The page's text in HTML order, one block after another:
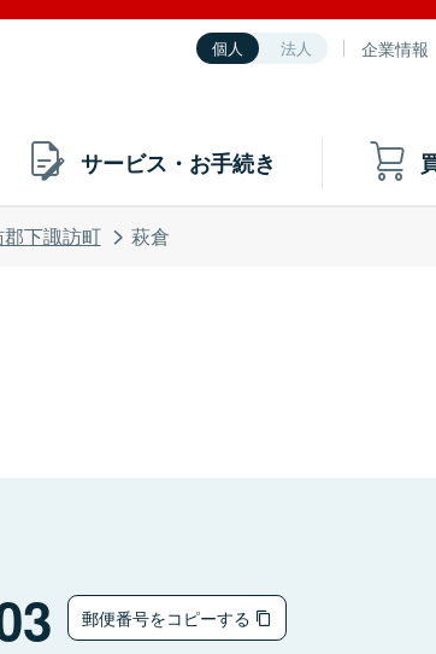
個人 法人 企業情報
サービス・お手続き
下諏訪町 萩倉
郵便番号をコピーする